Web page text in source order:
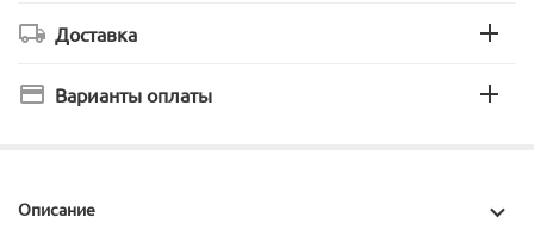
Доставка
Варианты оплаты
Описание